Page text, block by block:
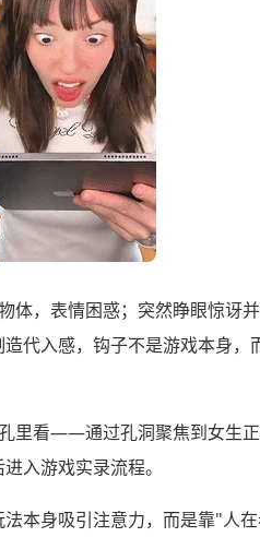
体，表情困惑；突然睁眼惊讶
代入感，钩子不是游戏本身
里看——通过孔洞聚焦到女生
入游戏实录流程。
本身吸引注意力，而是靠"人